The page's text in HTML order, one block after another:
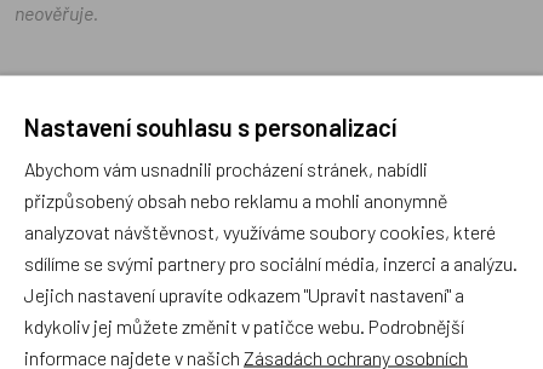
neověřuje.
Recenze
Produkt zatím nemá žádné hodnocení,buďte první, kdo
produkt ohodnotí!
Nastavení souhlasu s personalizací
Abychom vám usnadnili procházení stránek, nabídli
přizpůsobený obsah nebo reklamu a mohli anonymně
analyzovat návštěvnost, využíváme soubory cookies, které
sdílíme se svými partnery pro sociální média, inzerci a analýzu.
Jejich nastavení upravíte odkazem "Upravit nastavení" a
kdykoliv jej můžete změnit v patičce webu. Podrobnější
informace najdete v našich Zásadách ochrany osobních